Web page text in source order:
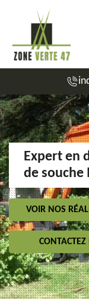
Expert en
de souche
VOIR NOS
CONTACTEZ